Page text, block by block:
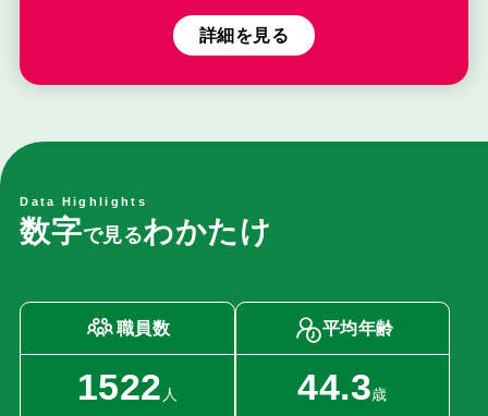
詳細を見る
Data Highlights
数字で見るわかたけ
職員数
1522 人
平均年齢
44.3歳